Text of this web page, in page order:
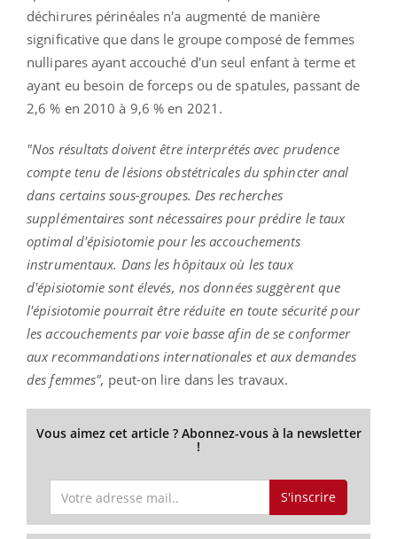
déchirures périnéales n'a augmenté de manière
significative que dans le groupe composé de femmes
nullipares ayant accouché d'un seul enfant à terme et
ayant eu besoin de forceps ou de spatules, passant de
2,6 % en 2010 à 9,6 % en 2021.
"Nos résultats doivent être interprétés avec prudence
compte tenu de lésions obstétricales du sphincter anal
dans certains sous-groupes. Des recherches
supplémentaires sont nécessaires pour prédire le taux
optimal d'épisiotomie pour les accouchements
instrumentaux. Dans les hôpitaux où les taux
d'épisiotomie sont élevés, nos données suggèrent que
l'épisiotomie pourrait être réduite en toute sécurité pour
les accouchements par voie basse afin de se conformer
aux recommandations internationales et aux demandes
des femmes", peut-on lire dans les travaux.
Vous aimez cet article ? Abonnez-vous à la newsletter
!
S'inscrire